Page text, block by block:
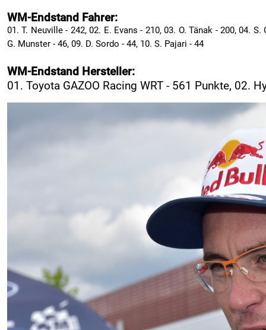
WM-Endstand Fahrer:
01. T. Neuville - 242, 02. E. Evans - 210, 03. O. Tänak - 200, 04.
G. Munster - 46, 09. D. Sordo - 44, 10. S. Pajari - 44
WM-Endstand Hersteller:
01. Toyota GAZOO Racing WRT - 561 Punkte, 02.